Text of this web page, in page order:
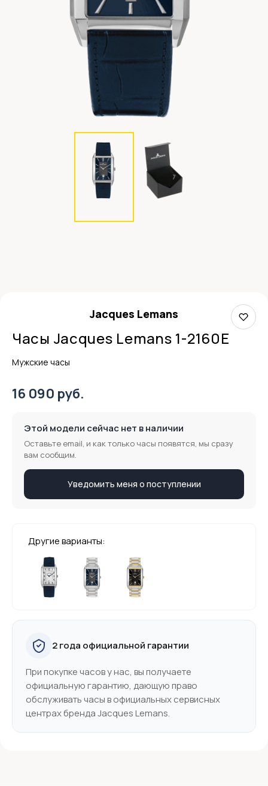
Jacques Lemans
Часы Jacques Lemans 1-2160E
Мужские часы
16 090 руб.
Этой модели сейчас нет в наличии
Оставьте email, и как только часы появятся, мы сразу
вам сообщим.
Уведомить меня о поступлении
Другие варианты:
2 года официальной гарантии
При покупке часов у нас, вы получаете
официальную гарантию, дающую право
обслуживать часы в официальных сервисных
центрах бренда Jacques Lemans.